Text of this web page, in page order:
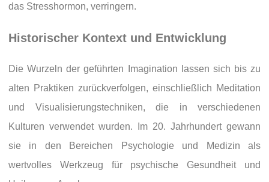
das Stresshormon, verringern.
Historischer Kontext und Entwicklung
Die Wurzeln der geführten Imagination lassen sich bis zu
alten Praktiken zurückverfolgen, einschließlich Meditation
und Visualisierungstechniken, die in verschiedenen
Kulturen verwendet wurden. Im 20. Jahrhundert gewann
sie in den Bereichen Psychologie und Medizin als
wertvolles Werkzeug für psychische Gesundheit und